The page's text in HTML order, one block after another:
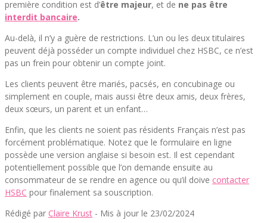
première condition est d’être majeur, et de ne pas être
interdit bancaire.
Au-delà, il n’y a guère de restrictions. L’un ou les deux titulaires
peuvent déjà posséder un compte individuel chez HSBC, ce n’est
pas un frein pour obtenir un compte joint.
Les clients peuvent être mariés, pacsés, en concubinage ou
simplement en couple, mais aussi être deux amis, deux frères,
deux sœurs, un parent et un enfant…
Enfin, que les clients ne soient pas résidents Français n’est pas
forcément problématique. Notez que le formulaire en ligne
possède une version anglaise si besoin est. Il est cependant
potentiellement possible que l’on demande ensuite au
consommateur de se rendre en agence ou qu’il doive contacter
HSBC pour finalement sa souscription.
Rédigé par Claire Krust - Mis à jour le 23/02/2024